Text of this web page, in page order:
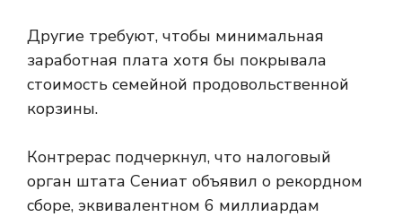
Другие требуют, чтобы минимальная
заработная плата хотя бы покрывала
стоимость семейной продовольственной
корзины.
Контрерас подчеркнул, что налоговый
орган штата Сениат объявил о рекордном
сборе, эквивалентном 6 миллиардам